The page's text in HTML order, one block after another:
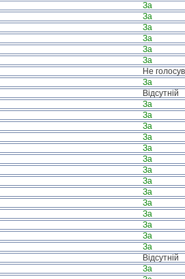
За
За
За
За
За
За
Не
За
Відсутній
За
За
За
За
За
За
За
За
За
За
За
За
За
За
Відсутній
За